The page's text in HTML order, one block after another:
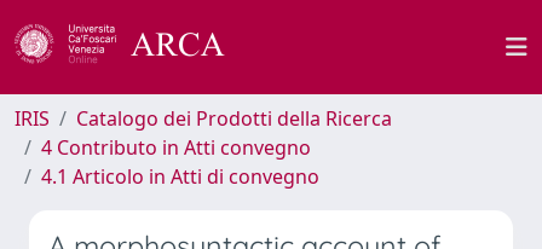
IRIS
Catalogo dei Prodotti della Ricerca
4 Contributo in Atti convegno
4.1 Articolo in Atti di convegno